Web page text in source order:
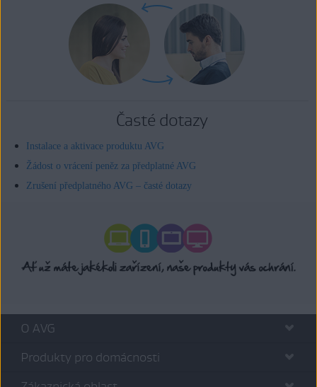
Časté dotazy
Instalace a aktivace produktu AVG
Žádost o vrácení peněz za předplatné AVG
Zrušení předplatného AVG – časté dotazy
O AVG
Produkty pro domácnosti